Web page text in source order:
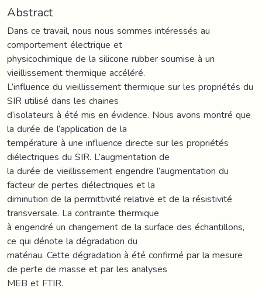
Abstract
Dans ce travail, nous nous sommes intéressés au
comportement électrique et
physicochimique de la silicone rubber soumise à un
vieillissement thermique accéléré.
L’influence du vieillissement thermique sur les propriétés du
SIR utilisé dans les chaines
d’isolateurs à été mis en évidence. Nous avons montré que
la durée de l’application de la
température à une influence directe sur les propriétés
diélectriques du SIR. L’augmentation de
la durée de vieillissement engendre l’augmentation du
facteur de pertes diélectriques et la
diminution de la permittivité relative et de la résistivité
transversale. La contrainte thermique
à engendré un changement de la surface des échantillons,
ce qui dénote la dégradation du
matériau. Cette dégradation à été confirmé par la mesure
de perte de masse et par les analyses
MEB et FTIR.